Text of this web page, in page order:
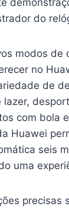
do
modos de
no
de
lazer,
com bola
Huawei
seis
uma
precisas